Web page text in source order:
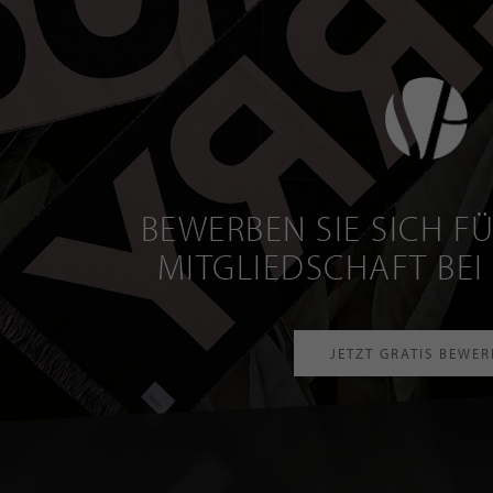
BEWERBEN SIE SICH
MITGLIEDSCHAFT
JETZT GRATIS